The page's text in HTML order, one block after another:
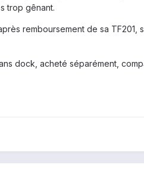
trop gênant.
remboursement de sa TF201,
dock, acheté séparément,